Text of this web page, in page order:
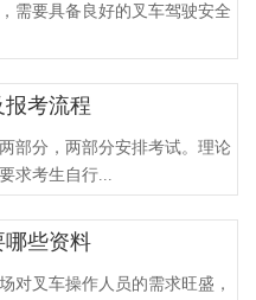
需要具备良好的叉车驾驶安全
考流程
部分，两部分安排考试。理论
求考生自行...
哪些资料
对叉车操作人员的需求旺盛，